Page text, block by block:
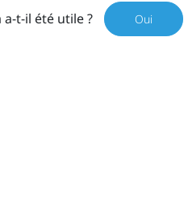
a-t-il été utile ? Oui